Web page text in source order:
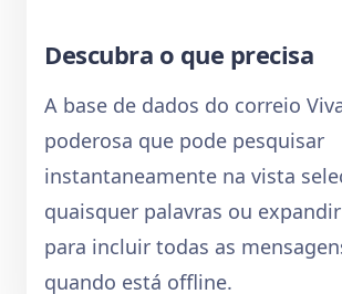
Descubra o que precisa
A base de dados do correio
poderosa que pode pesquisar
instantaneamente na vista
quaisquer palavras ou
para incluir todas as
quando está offline.